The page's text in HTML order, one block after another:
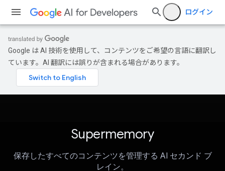
ログイン
Google は AI 技術を使用して、コンテンツをご希望の言語に翻訳し
ています。AI 翻訳には誤りが含まれる場合があります。
Supermemory
保存したすべてのコンテンツを管理する AI セカンド ブ
レイン。